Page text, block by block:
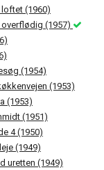
(1960)
overflødig (1957)
(1954)
(1953)
(1953)
(1951)
4 (1950)
(1949)
uretten (1949)